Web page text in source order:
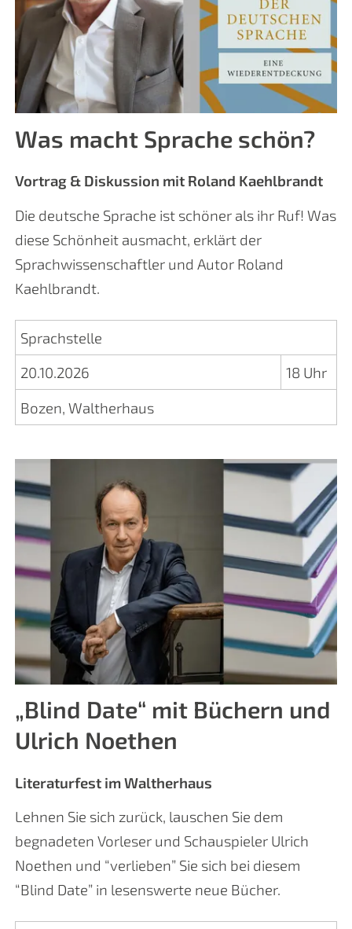
Was macht Sprache schön?
Vortrag & Diskussion mit Roland Kaehlbrandt
Die deutsche Sprache ist schöner als ihr Ruf! Was
diese Schönheit ausmacht, erklärt der
Sprachwissenschaftler und Autor Roland
Kaehlbrandt.
Sprachstelle
20.10.2026
18 Uhr
Bozen, Waltherhaus
„Blind Date“ mit Büchern und
Ulrich Noethen
Literaturfest im Waltherhaus
Lehnen Sie sich zurück, lauschen Sie dem
begnadeten Vorleser und Schauspieler Ulrich
Noethen und “verlieben” Sie sich bei diesem
“Blind Date” in lesenswerte neue Bücher.